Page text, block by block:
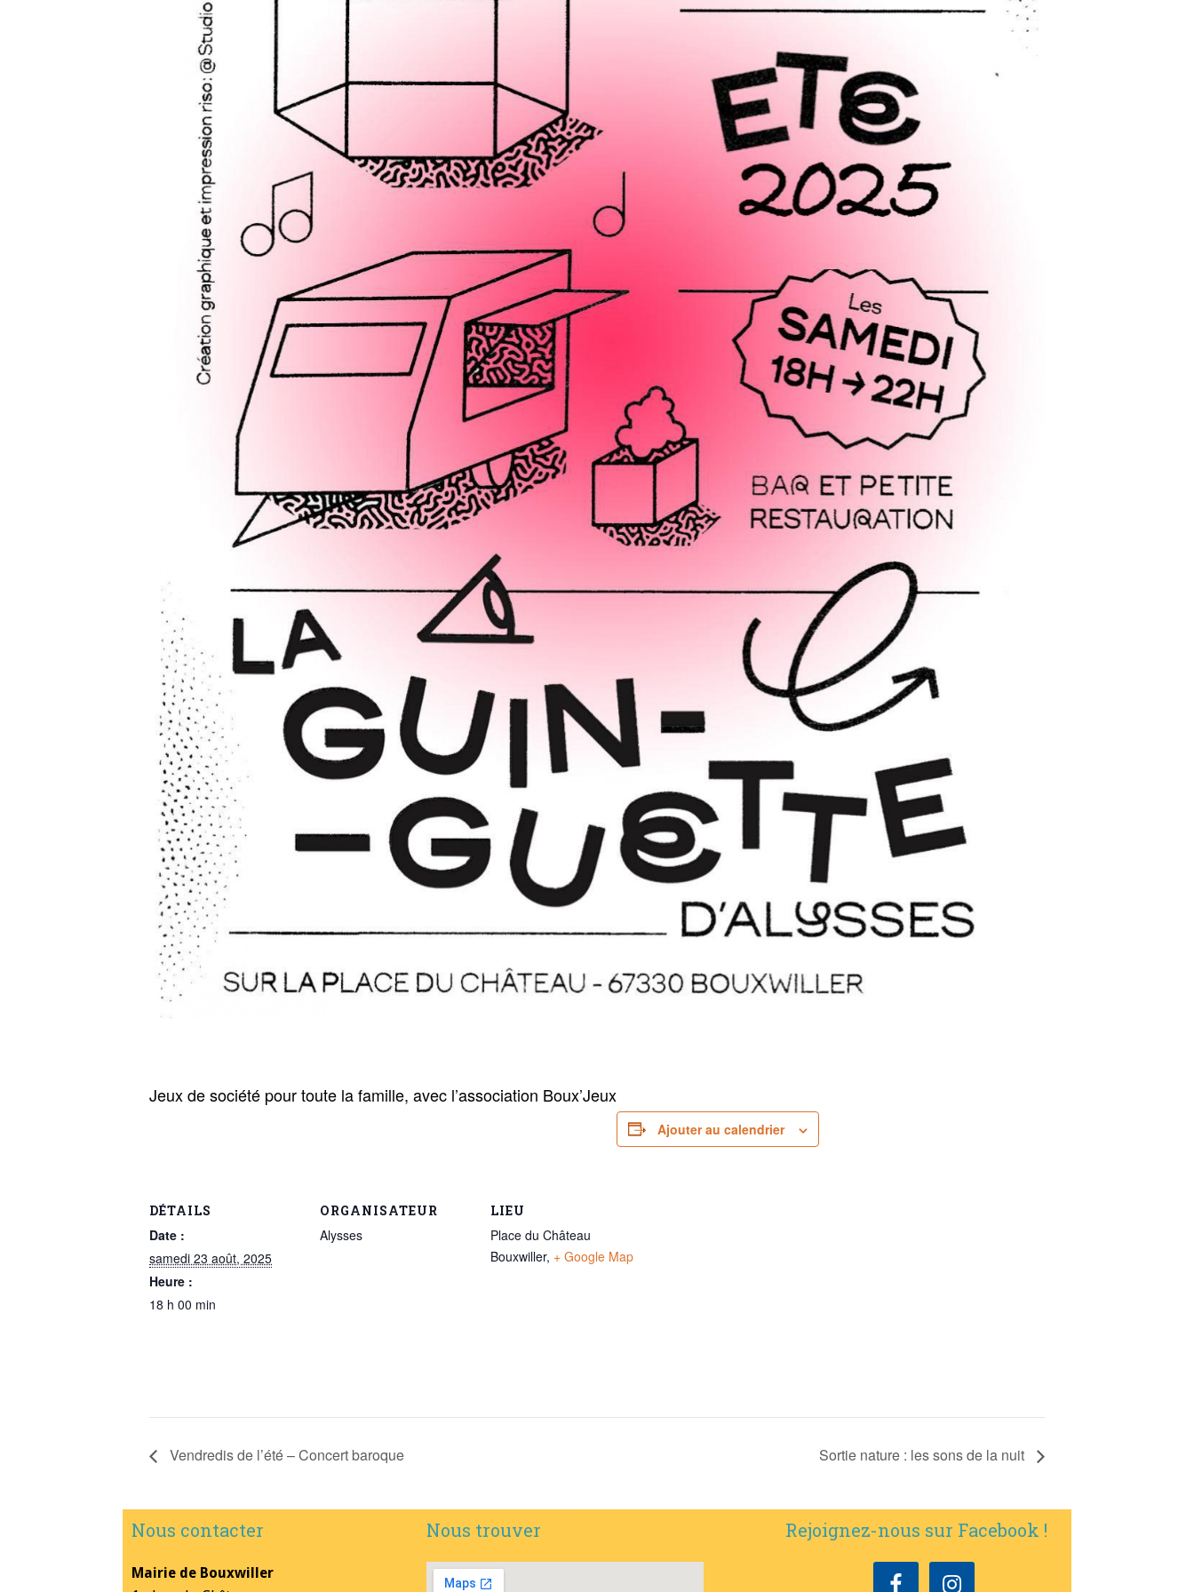
Jeux de société pour toute la famille, avec l’association Boux’Jeux
Ajouter au calendrier
DÉTAILS
Date :
samedi 23 août, 2025
Heure :
18 h 00 min
ORGANISATEUR
Alysses
LIEU
Place du Château
Bouxwiller, + Google Map
Vendredis de l’été – Concert baroque Sortie nature : les sons de la nuit
Nous contacter
Mairie de Bouxwiller
Nous trouver Rejoignez-nous sur Facebook !